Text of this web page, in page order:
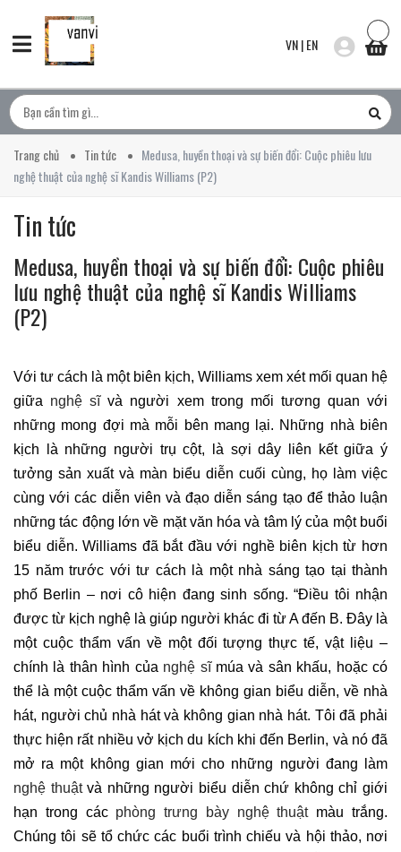
VN|EN
Trang chủ Tin tức
Medusa, huyền thoại và sự biến đổi: Cuộc phiêu lưu
nghệ thuật của nghệ sĩ Kandis Williams (P2)
Tin tức
Medusa, huyền thoại và sự biến đổi: Cuộc phiêu
lưu nghệ thuật của nghệ sĩ Kandis Williams
(P2)
Với tư cách là một biên kịch, Williams xem xét mối quan hệ
giữa nghệ sĩvà người xem trong mối tương quan với
những mong đợi mà mỗi bên mang lại. Những nhà biên
kịch là những người trụ cột, là sợi dây liên kết giữa ý
tưởng sản xuất và màn biểu diễn cuối cùng, họ làm việc
cùng với các diễn viên và đạo diễn sáng tạo để thảo luận
những tác động lớn về mặt văn hóa và tâm lý của một buổi
biểu diễn. Williams đã bắt đầu với nghề biên kịch từ hơn
15 năm trước với tư cách là một nhà sáng tạo tại thành
phố Berlin – nơi cô hiện đang sinh sống. “Điều tôi nhận
được từ kịch nghệ là giúp người khác đi từ A đến B. Đây là
một cuộc thẩm vấn về một đối tượng thực tế, vật liệu –
chính là thân hình của nghệ sĩ múa và sân khấu, hoặc có
thể là một cuộc thẩm vấn về không gian biểu diễn, về nhà
hát, người chủ nhà hát và không gian nhà hát. Tôi đã phải
thực hiện rất nhiều vở kịch du kích khi đến Berlin, và nó đã
mở ra một không gian mới cho những người đang làm
nghệ thuậtvà những người biểu diễn chứ không chỉ giới
hạn trong các phòng trưng bày nghệ thuậtmàu trắng.
Chúng tôi sẽ tổ chức các buổi trình chiếu và hội thảo, nơi